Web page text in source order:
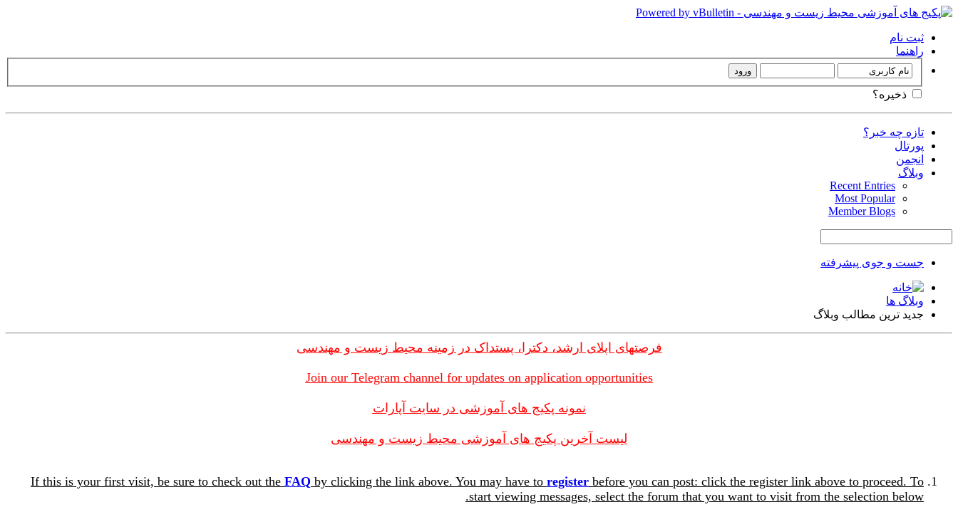
ثبت نام
راهنما
ذخیره؟
تازه چه خبر؟
پورتال
انجمن
وبلاگ
Recent Entries
Most Popular
Member Blogs
جست و جوی پیشرفته
وبلاگ ها
جدید ترین مطالب وبلاگ
فرصتهای اپلای ارشد، دکترا، پستداک در زمینه محیط زیست و مهندسی
Join our Telegram channel for updates on application opportunities
نمونه پکیج های آموزشی در سایت آپارات
لیست آخرین پکیج های آموزشی محیط زیست و مهندسی
If this is your first visit, be sure to check out the FAQ by clicking the link above. You may have to register before you can post: click the register link above to proceed. To
start viewing messages, select the forum that you want to visit from the selection below.